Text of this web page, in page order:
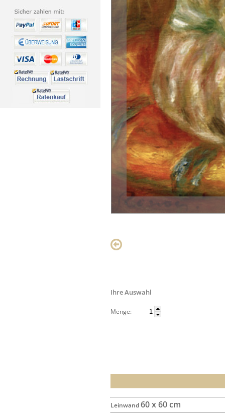
Ihre Auswahl
Menge:
Leinwand60 x 60 cm